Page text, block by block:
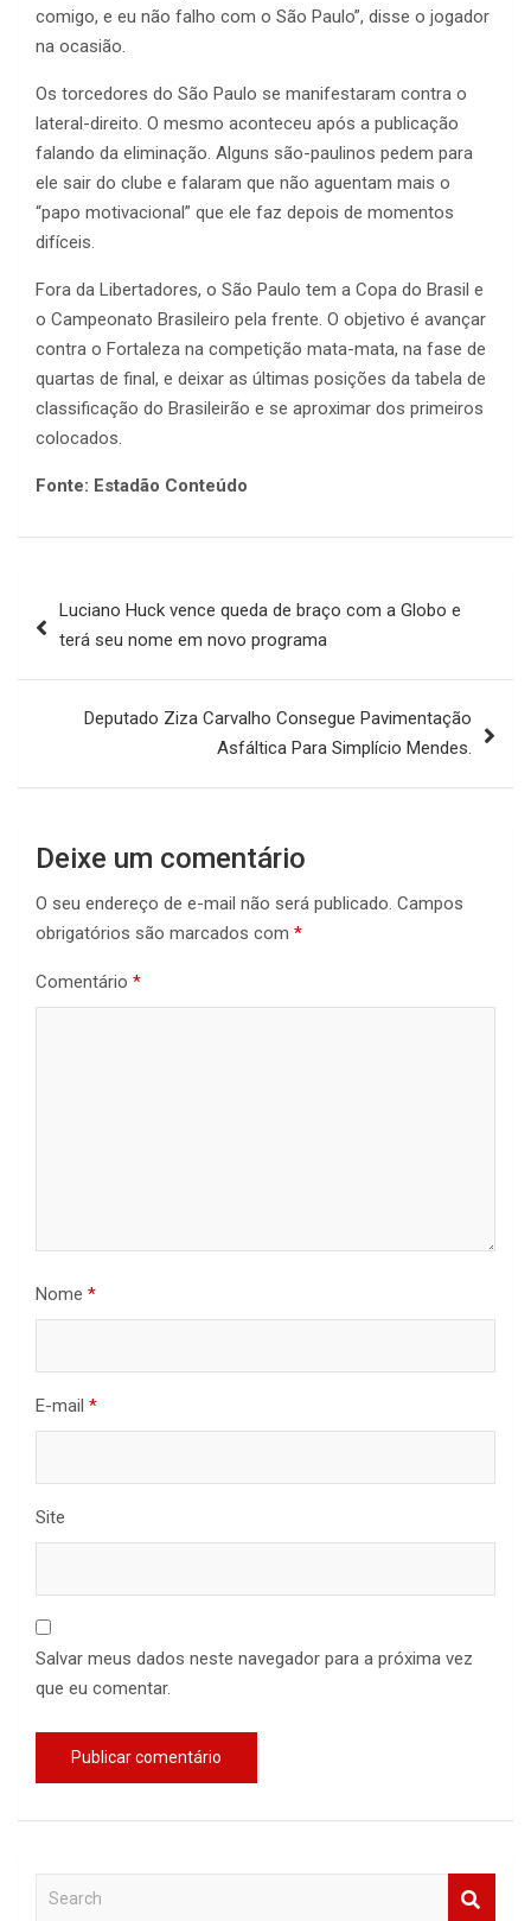
comigo, e eu não falho com o São Paulo”, disse o jogador
na ocasião.
Os torcedores do São Paulo se manifestaram contra o
lateral-direito. O mesmo aconteceu após a publicação
falando da eliminação. Alguns são-paulinos pedem para
ele sair do clube e falaram que não aguentam mais o
“papo motivacional” que ele faz depois de momentos
difíceis.
Fora da Libertadores, o São Paulo tem a Copa do Brasil e
o Campeonato Brasileiro pela frente. O objetivo é avançar
contra o Fortaleza na competição mata-mata, na fase de
quartas de final, e deixar as últimas posições da tabela de
classificação do Brasileirão e se aproximar dos primeiros
colocados.
Fonte: Estadão Conteúdo
de
Luciano Huck vence queda de braço com a Globo e
terá seu nome em novo programa
Deputado Ziza Carvalho Consegue Pavimentação
Asfáltica Para Simplício Mendes.
Deixe um comentário
O seu endereço de e-mail não será publicado. Campos
obrigatórios são marcados com *
Comentário *
Nome *
E-mail *
Site
Salvar meus dados neste navegador para a próxima vez
que eu comentar.